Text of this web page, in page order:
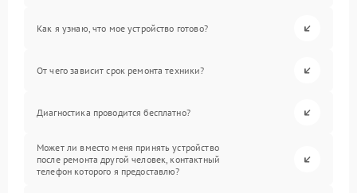
Как я узнаю, что мое устройство готово?
От чего зависит срок ремонта техники?
Диагностика проводится бесплатно?
Может ли вместо меня принять устройство
после ремонта другой человек, контактный
телефон которого я предоставлю?